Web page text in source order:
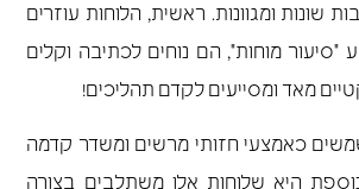
שונות ומגוונות. ראשית, הלוחות עוזרים
"סיעור מוחות", הם נוחים לכתיבה וקלים
מאד ומסייעים לקדם תהליכים!
כאמצעי חזותי מרשים ומשדר קדמה
היא שלוחות אלו משתלבים בצורה